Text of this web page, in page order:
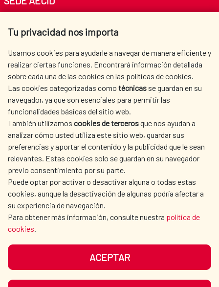
Tu privacidad nos importa
Usamos cookies para ayudarle a navegar de manera eficiente y
realizar ciertas funciones. Encontrará información detallada
sobre cada una de las cookies en las políticas de cookies.
Las cookies categorizadas como técnicas se guardan en su
navegador, ya que son esenciales para permitir las
funcionalidades básicas del sitio web.
También utilizamos cookies de tercerosque nos ayudan a
analizar cómo usted utiliza este sitio web, guardar sus
preferencias y aportar el contenido y la publicidad que le sean
relevantes. Estas cookies solo se guardan en su navegador
previo consentimiento por su parte.
Puede optar por activar o desactivar alguna o todas estas
cookies, aunque la desactivación de algunas podría afectar a
su experiencia de navegación.
Para obtener más información, consulte nuestra política de
cookies.
ACEPTAR
Tel. +34 900 20 30 54​​​​​​​
AECID
WHERE DO WE COOPERATE?
SPANISH HUMANITARIAN
ACTION
PRESS ROOM
CULTURE AND SCIENCE LIBRARY
OUR SOCIAL MEDIA
DATA PROTECTION
COOKIE POLICY
BROWSING GUIDE